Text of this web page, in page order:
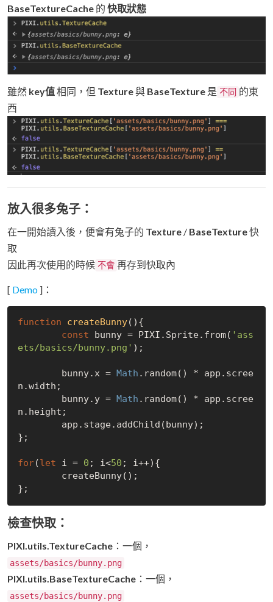
BaseTextureCache 的 快取狀態
雖然 key值相同，但 Texture與 BaseTexture 是 不同 的東
西
放入很多兔子：
在一開始讀入後，便會有兔子的 Texture / BaseTexture快
取
因此再次使用的時候 不會 再存到快取內
[ Demo ]：
function createBunny( ) {
const bunny = PIXI.Sprite.from( 'ass
ets/basics/bunny.png' );
	bunny.x =
Math .random() * app.scree
n.width;
	bunny.y =
Math .random() * app.scree
n.height;
};
for(let i = 0 ; i<50 ; i++){
檢查快取：
PIXI.utils.TextureCache ：一個，
assets/basics/bunny.png
PIXI.utils.BaseTextureCache ：一個，
assets/basics/bunny.png